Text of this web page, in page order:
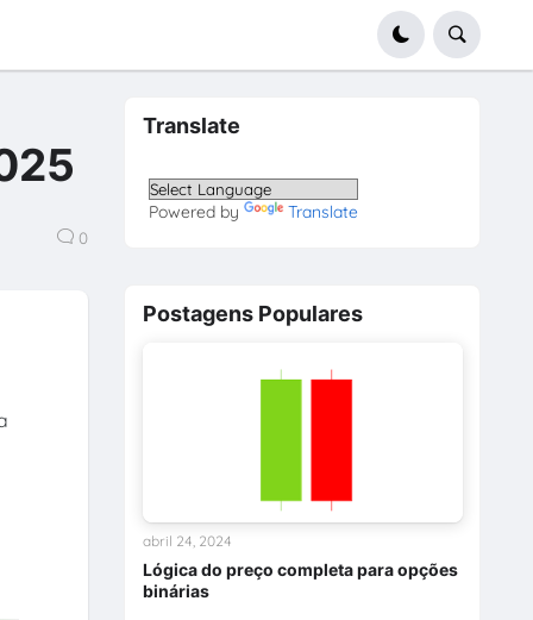
0
Translate
Powered by Translate
Postagens Populares
Lógica do preço completa para opções
binárias
abril 24, 2024